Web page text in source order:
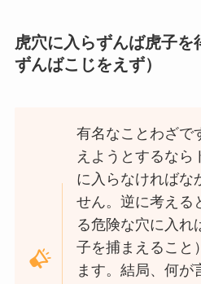
虎穴に入らずんば虎子を
ずんばこじをえず）
有名なことわざで
えようとするなら
に入らなければな
せん。逆に考える
る危険な穴に入れ
子を捕まえること
ます。結局、何が